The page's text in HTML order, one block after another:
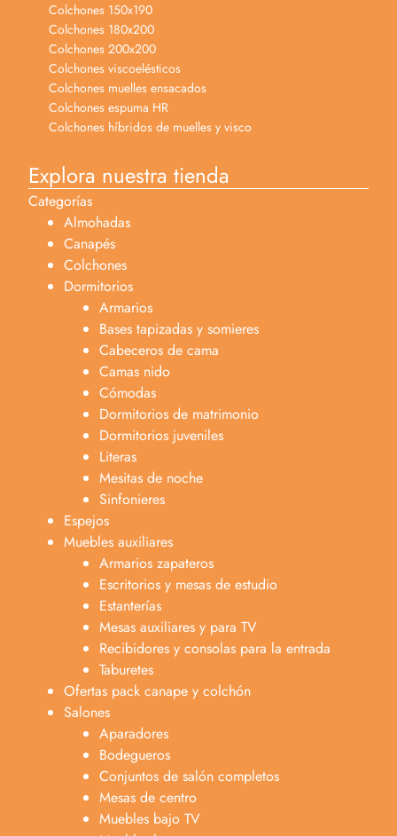
Colchones 150x190
Colchones 180x200
Colchones 200x200
Colchones viscoelésticos
Colchones muelles ensacados
Colchones espuma HR
Colchones híbridos de muelles y visco
Explora nuestra tienda
Categorías
Almohadas
Canapés
Colchones
Dormitorios
Armarios
Bases tapizadas y somieres
Cabeceros de cama
Camas nido
Cómodas
Dormitorios de matrimonio
Dormitorios juveniles
Literas
Mesitas de noche
Sinfonieres
Espejos
Muebles auxiliares
Armarios zapateros
Escritorios y mesas de estudio
Estanterías
Mesas auxiliares y para TV
Recibidores y consolas para la entrada
Taburetes
Ofertas pack canape y colchón
Salones
Aparadores
Bodegueros
Conjuntos de salón completos
Mesas de centro
Muebles bajo TV